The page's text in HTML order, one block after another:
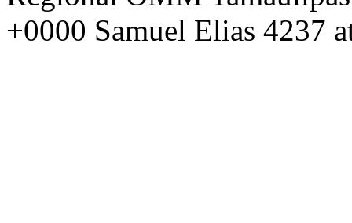
+0000 Samuel Elias 4237